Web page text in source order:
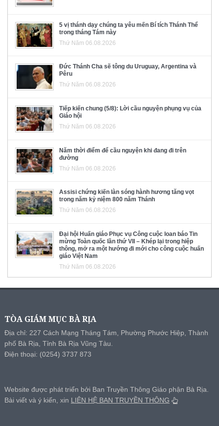
5 vị thánh dạy chúng ta yêu mến Bí tích Thánh Thể
trong tháng Tám này
Thứ Năm 06.08.2026
Đức Thánh Cha sẽ tông du Uruguay, Argentina và
Pêru
Thứ Năm 06.08.2026
Tiếp kiến chung (5/8): Lời cầu nguyện phụng vụ của
Giáo hội
Thứ Năm 06.08.2026
Năm thời điểm để cầu nguyện khi đang đi trên
đường
Thứ Năm 06.08.2026
Assisi chứng kiến làn sóng hành hương tăng vọt
trong năm kỷ niệm 800 năm Thánh
Thứ Năm 06.08.2026
Đại hội Huấn giáo Phục vụ Công cuộc loan báo Tin
mừng Toàn quốc lần thứ VII – Khép lại trong hiệp
thông, mở ra một hướng đi mới cho công cuộc huấn
giáo Việt Nam
Thứ Năm 06.08.2026
TÒA GIÁM MỤC BÀ RỊA
Địa chỉ: 227 Cách Mạng Tháng Tám, Phường Phước Hiệp, Thành
phố Bà Rịa, Tỉnh Bà Rịa Vũng Tàu.
Điện thoại: (0254) 3737 873
Website được phát triển bởi Ban Truyền Thông Giáo phận Bà Rịa.
Bài viết và ý kiến, xin LIÊN HỆ BAN TRUYỀN THÔNG